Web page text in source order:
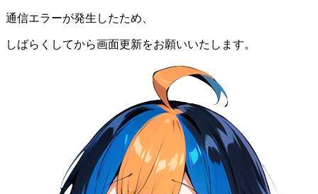
通信エラーが発生したため、
しばらくしてから画面更新をお願いいたします。